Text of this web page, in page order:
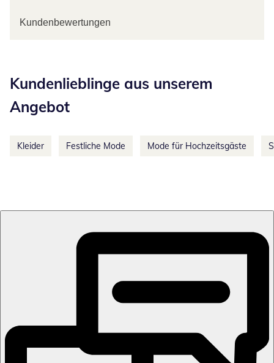
Kundenbewertungen
Kundenlieblinge aus unserem
Angebot
Kleider Festliche Mode Mode für Hochzeitsgäste